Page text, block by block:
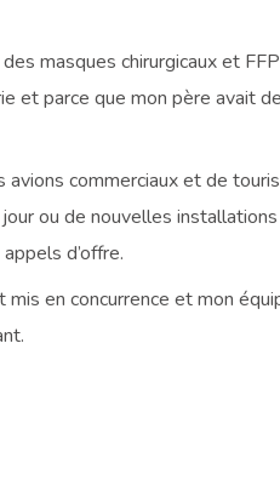
masques chirurgicaux et
et parce que mon père avait
commerciaux et de
ou de nouvelles
d’offre.
en concurrence et mon